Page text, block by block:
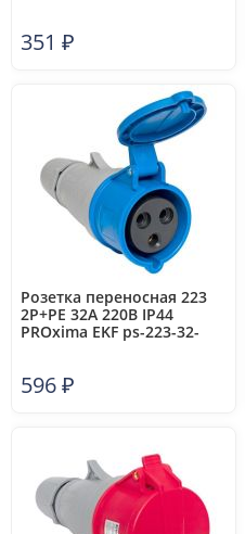
351 ₽
Розетка переносная 223
2P+PE 32А 220В IP44
PROxima EKF ps-223-32-
596₽